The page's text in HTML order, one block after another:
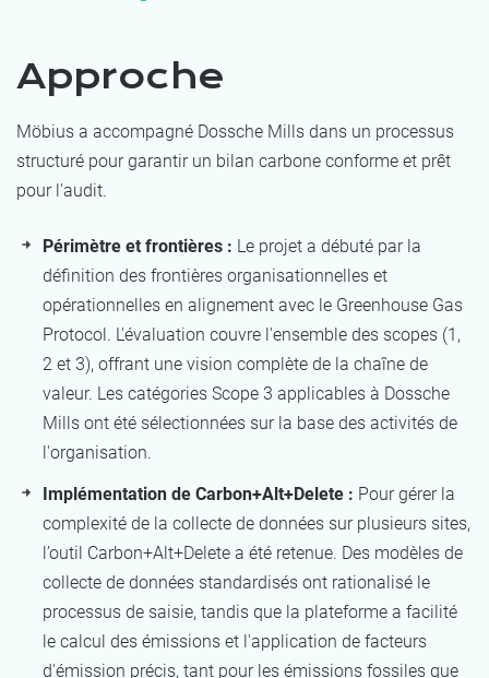
Approche
Möbius a accompagné Dossche Mills dans un processus
structuré pour garantir un bilan carbone conforme et prêt
pour l'audit.
Périmètre et frontières : Le projet a débuté par la
définition des frontières organisationnelles et
opérationnelles en alignement avec le Greenhouse Gas
Protocol. L'évaluation couvre l'ensemble des scopes (1,
2 et 3), offrant une vision complète de la chaîne de
valeur. Les catégories Scope 3 applicables à Dossche
Mills ont été sélectionnées sur la base des activités de
l'organisation.
Implémentation de Carbon+Alt+Delete : Pour gérer la
complexité de la collecte de données sur plusieurs sites,
l’outil Carbon+Alt+Delete a été retenue. Des modèles de
collecte de données standardisés ont rationalisé le
processus de saisie, tandis que la plateforme a facilité
le calcul des émissions et l'application de facteurs
d'émission précis, tant pour les émissions fossiles que